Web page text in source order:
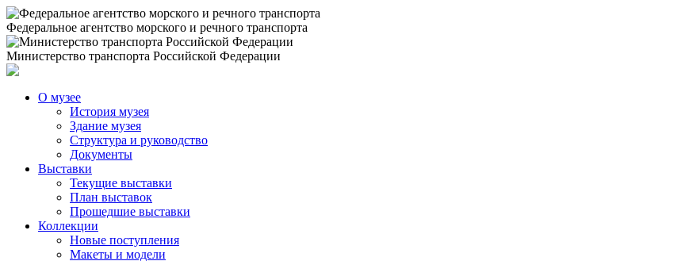
Федеральное агентство морского и речного транспорта
Министерство транспорта Российской Федерации
О музее
История музея
Здание музея
Структура и руководство
Документы
Выставки
Текущие выставки
План выставок
Прошедшие выставки
Коллекции
Новые поступления
Макеты и модели